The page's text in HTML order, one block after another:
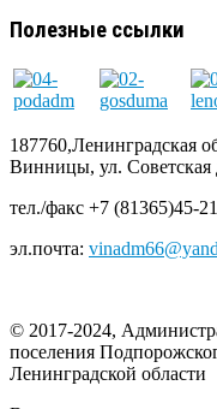
Полезные ссылки
187760,Ленинградская
Винницы, ул. Советская
тел./факс +7 (81365)45-
эл.почта:
© 2017-2024,
поселения
Ленинградской области